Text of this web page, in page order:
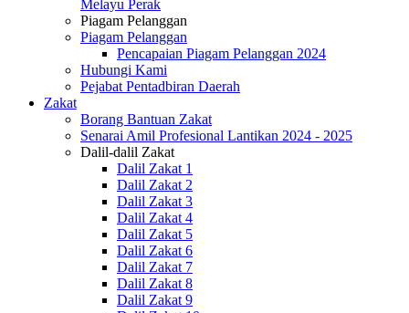
Melayu Perak
Piagam Pelanggan
Piagam Pelanggan
Pencapaian Piagam Pelanggan 2024
Hubungi Kami
Pejabat Pentadbiran Daerah
Zakat
Borang Bantuan Zakat
Senarai Amil Profesional Lantikan 2024 - 2025
Dalil-dalil Zakat
Dalil Zakat 1
Dalil Zakat 2
Dalil Zakat 3
Dalil Zakat 4
Dalil Zakat 5
Dalil Zakat 6
Dalil Zakat 7
Dalil Zakat 8
Dalil Zakat 9